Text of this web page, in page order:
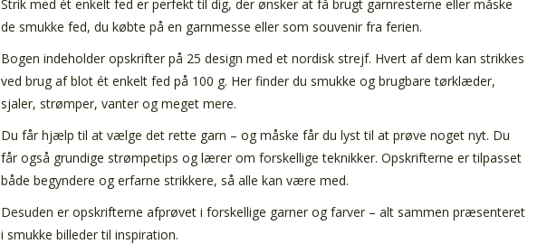
Strik med ét enkelt fed er perfekt til dig, der ønsker at få brugt garnresterne eller måske
de smukke fed, du købte på en garnmesse eller som souvenir fra ferien.
Bogen indeholder opskrifter på 25 design med et nordisk strejf. Hvert af dem kan strikkes
ved brug af blot ét enkelt fed på 100 g. Her finder du smukke og brugbare tørklæder,
sjaler, strømper, vanter og meget mere.
Du får hjælp til at vælge det rette garn – og måske får du lyst til at prøve noget nyt. Du
får også grundige strømpetips og lærer om forskellige teknikker. Opskrifterne er tilpasset
både begyndere og erfarne strikkere, så alle kan være med.
Desuden er opskrifterne afprøvet i forskellige garner og farver – alt sammen præsenteret
i smukke billeder til inspiration.